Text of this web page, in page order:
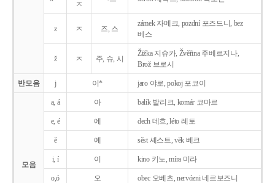
ㅈ
z ㅈ 즈, 스
zámek 자메크, pozdní 포즈드니, bez
베스
ž ㅈ 주, 슈, 시
Žižka 지슈카, Žvěřina 주베르지나,
Brož 브로시
반모음 j 이* jaro 야로, pokoj 포코이
모음
a, á 아 balík 발리크, komár 코마르
e, é 에 dech 데흐, léto 레토
ě 예 sěst 셰스트, věk 베크
i, í 이 kino 키노, míra 미라
o,ó 오 obec 오베츠, nervózni 네르보즈니